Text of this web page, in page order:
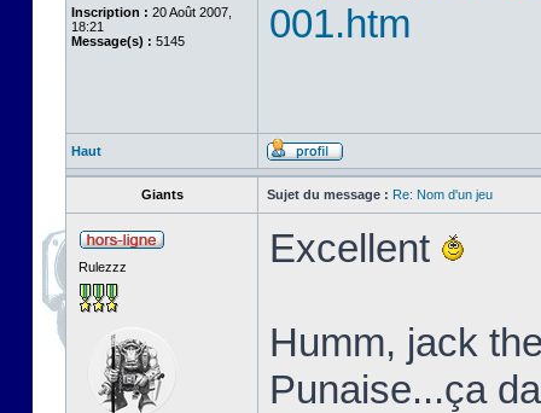
Inscription : 20 Août 2007,
18:21
Message(s) : 5145
001.htm
Haut
Giants Sujet du message : Re: Nom d'un jeu
Rulezzz Excellent
Humm, jack
Punaise...ça